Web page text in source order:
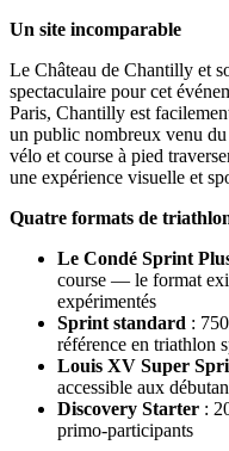
Un site incomparable
Le Château de Chantilly et
spectaculaire pour cet
Paris, Chantilly est
un public nombreux venu
vélo et course à pied
une expérience visuelle et
Quatre formats de
Le Condé Sprint
course — le format
expérimentés
Sprint standard :
référence en triathlon
Louis XV Super
accessible aux
Discovery Starter :
primo-participants